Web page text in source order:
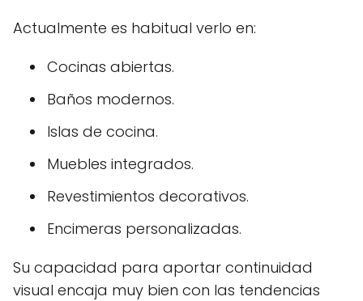
Actualmente es habitual verlo en:
Cocinas abiertas.
Baños modernos.
Islas de cocina.
Muebles integrados.
Revestimientos decorativos.
Encimeras personalizadas.
Su capacidad para aportar continuidad
visual encaja muy bien con las tendencias